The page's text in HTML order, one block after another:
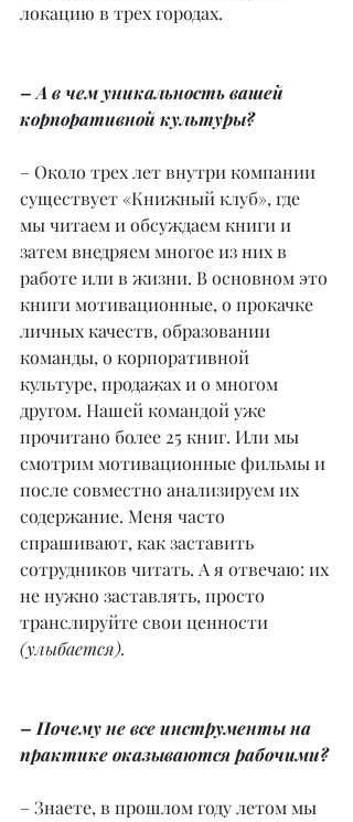
локацию в трех городах.
– А в чем уникальность вашей
корпоративной культуры?
– Около трех лет внутри компании
существует «Книжный клуб», где
мы читаем и обсуждаем книги и
затем внедряем многое из них в
работе или в жизни. В основном это
книги мотивационные, о прокачке
личных качеств, образовании
команды, о корпоративной
культуре, продажах и о многом
другом. Нашей командой уже
прочитано более 25 книг. Или мы
смотрим мотивационные фильмы и
после совместно анализируем их
содержание. Меня часто
спрашивают, как заставить
сотрудников читать. А я отвечаю: их
не нужно заставлять, просто
транслируйте свои ценности
(улыбается).
– Почему не все инструменты на
практике оказываются рабочими?
– Знаете, в прошлом году летом мы